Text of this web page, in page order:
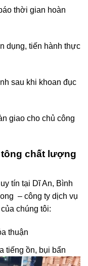
thời gian hoàn
dụng, tiến hành thực
sau khi khoan đục
giao cho chủ công
chất lượng
tín tại Dĩ An, Bình
– công ty dịch vụ
chúng tôi:
thuận
tiếng ồn, bụi bẩn